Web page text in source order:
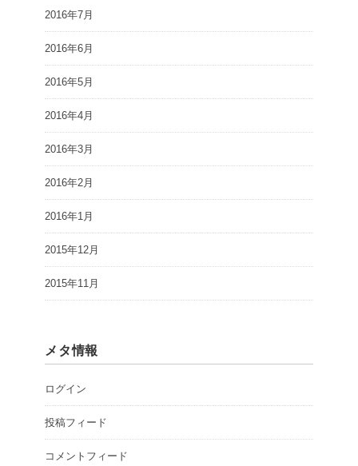
2016年7月
2016年6月
2016年5月
2016年4月
2016年3月
2016年2月
2016年1月
2015年12月
2015年11月
メタ情報
ログイン
投稿フィード
コメントフィード